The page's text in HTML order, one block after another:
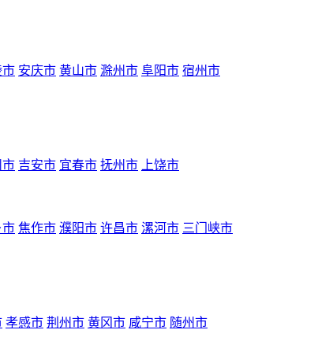
市 安庆市 黄山市 滁州市 阜阳市 宿州市
市 吉安市 宜春市 抚州市 上饶市
市 焦作市 濮阳市 许昌市 漯河市 三门峡市
孝感市 荆州市 黄冈市 咸宁市 随州市